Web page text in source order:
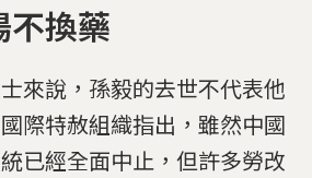
不換藥
來說，孫毅的去世不代表他
際特赦組織指出，雖然中國
已經全面中止，但許多勞改